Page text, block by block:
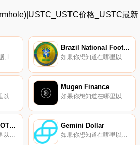
价格_USTC最新
CHICK价格实时数据, LoserChick是一款3D“爪鹤”在线游戏,由表情符号DAO创建,集成了易于使用、高度可玩和久经验证的功能；爪式起重机”；游戏模型,基于GameFi的金融属性,如流动性挖掘、NFT注挖掘、资产交易等一些功能.
Brazil National Football Team Fan Token
如果你想知道在哪里以当前价格购买Brazil National Football Team Fan Token,目前交易{Brazil National Football Team Fan Token]股票的顶级加密货币交易所是BingX、Gate.io、XT.COM、MEXC和CoinEx.
Mugen Finance
BLACKHOLE PROTOCOL
如果您想知道在哪里以当前价格购买BLACKHOLE PROTOCOL,目前交易｛BLACKnname｝股票的顶级加密货币交易所是Gate.io。您可以在我们的加密货币交易所页面上找到其他交易所.
Gemini Dollar
如果你想知道在哪里以当前价格购买Gemini Dollar,目前交易{Gemini Dollar]股票的顶级加密货币交易所是Coinbase Exchange、Uniswap（V3）、EXMO、Bitstamp和Gemini。您可以在我们的加密货币交易所页面上找到其他列表.